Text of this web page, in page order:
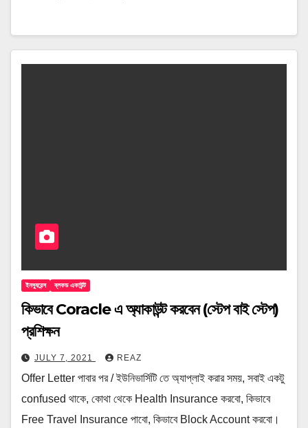
ইনস্যুরেন্স ব্লকড একাউন্ট
কিভাবে Coracle এ অ্যাকাউন্ট করবেন (স্টেপ বাই স্টেপ)
প্রশিক্ষন
JULY 7, 2021 REAZ
Offer Letter পাবার পর / ইউনিভার্সিটি তে অ্যাপ্লাই করার সময়, সবাই একটু
confused থাকে, কোথা থেকে Health Insurance করবো, কিভাবে
Free Travel Insurance পাবো, কিভাবে Block Account করবো।